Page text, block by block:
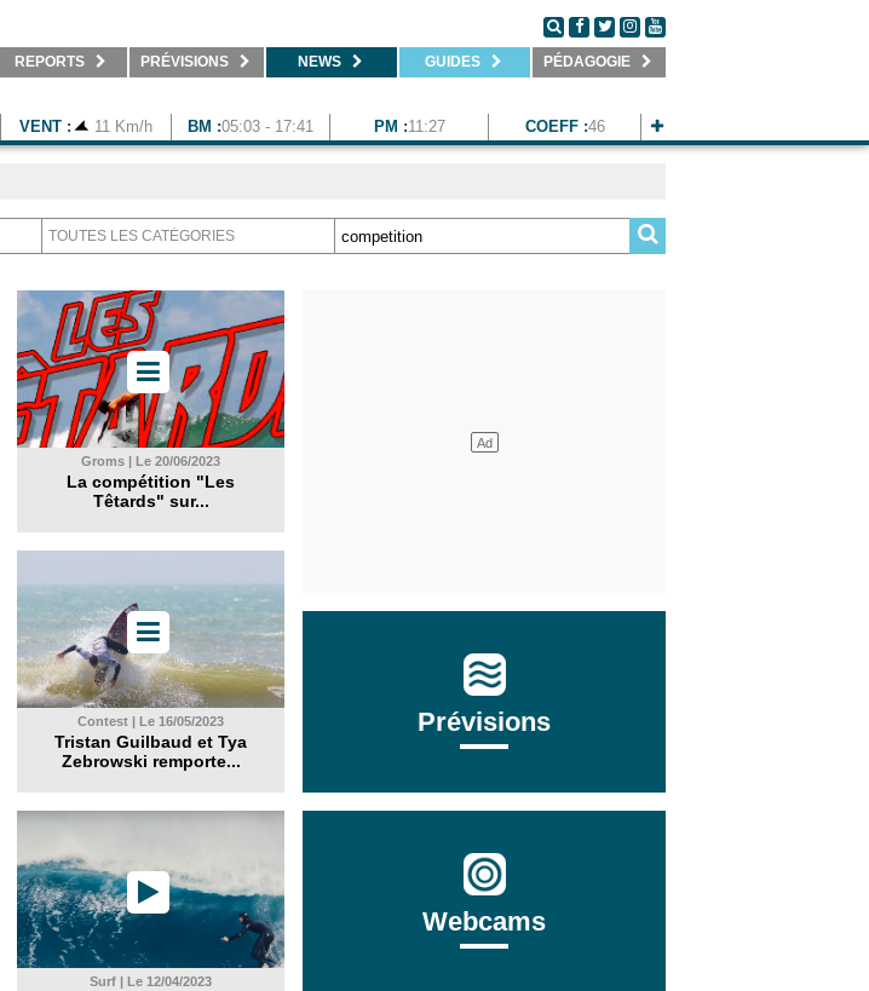
REPORTS PRÉVISIONS NEWS GUIDES PÉDAGOGIE
VENT : 11 Km/h BM :05:03 - 17:41 PM :11:27 COEFF :46
Groms | Le 20/06/2023
La compétition "Les
Têtards" sur...
Contest | Le 16/05/2023
Tristan Guilbaud et Tya
Zebrowski remporte...
Surf | Le 12/04/2023
Prévisions
Webcams